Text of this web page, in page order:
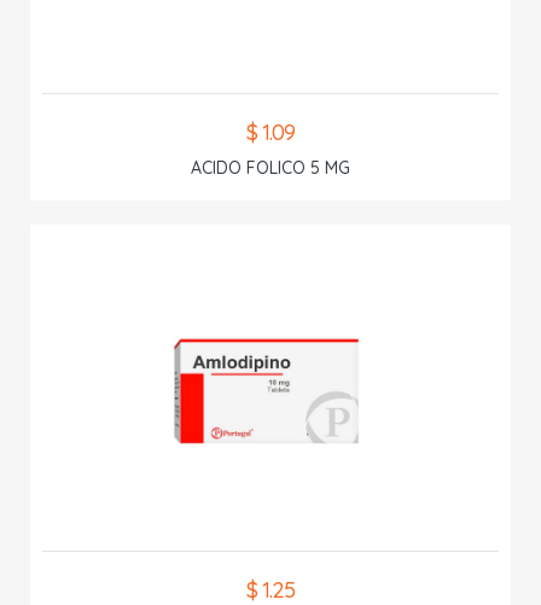
$ 1.09
ACIDO FOLICO 5 MG
$ 1.25